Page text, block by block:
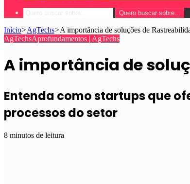
Quero buscar sobre...
Início>AgTechs>A importância de soluções de
AgTechsAprofundamentos | AgTechs
A importância de
Entenda como startups que
processos do setor
8 minutos de leitura